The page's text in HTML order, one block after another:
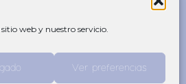
web y nuestro servicio.
Ver preferencias